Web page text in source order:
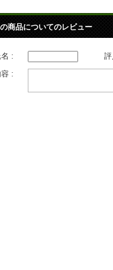
商品についてのレビュー
名 :
容 :